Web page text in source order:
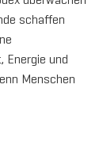
schaffen
Energie und
Menschen